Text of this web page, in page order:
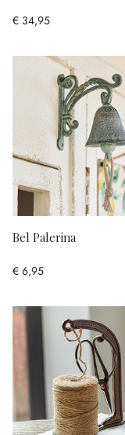
€ 34,95
Bel Palerina
€ 6,95